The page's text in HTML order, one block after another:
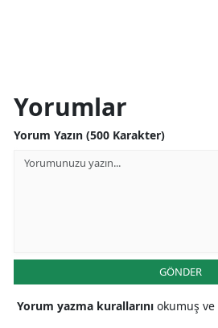
Yorumlar
Yorum Yazın (500 Karakter)
GÖNDER
Yorum yazma kurallarını okumuş ve